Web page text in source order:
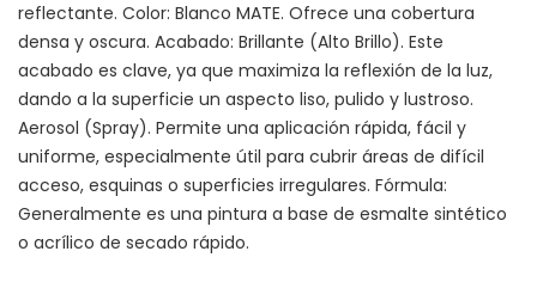
reflectante. Color: Blanco MATE. Ofrece una cobertura
densa y oscura. Acabado: Brillante (Alto Brillo). Este
acabado es clave, ya que maximiza la reflexión de la luz,
dando a la superficie un aspecto liso, pulido y lustroso.
Aerosol (Spray). Permite una aplicación rápida, fácil y
uniforme, especialmente útil para cubrir áreas de difícil
acceso, esquinas o superficies irregulares. Fórmula:
Generalmente es una pintura a base de esmalte sintético
o acrílico de secado rápido.